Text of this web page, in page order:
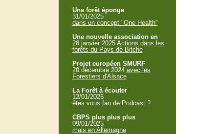
Une forêt éponge
31/01/2025
dans un concept "One Health"
Une nouvelle association en
28 janvier 2025 Actions dans les
forêts du Pays de Bitche
Projet européen SMURF
20 décembre 2024 avec les
Forestiers d'Alsace
La Forêt à écouter
12/01/2025
êtes vous fan de Podcast ?
CBPS plus plus plus
09/01/2025
mais en Allemagne